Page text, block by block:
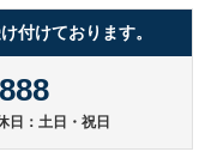
付けております。
日：土日・祝日